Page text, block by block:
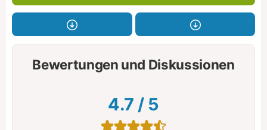
Bewertungen und Diskussionen
4.7 / 5